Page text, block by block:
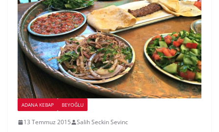
ADANA KEBAP BEYOĞLU
13 Temmuz 2015 Salih Seckin Sevinc